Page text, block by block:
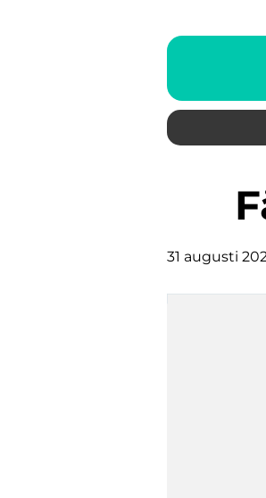
31 augusti